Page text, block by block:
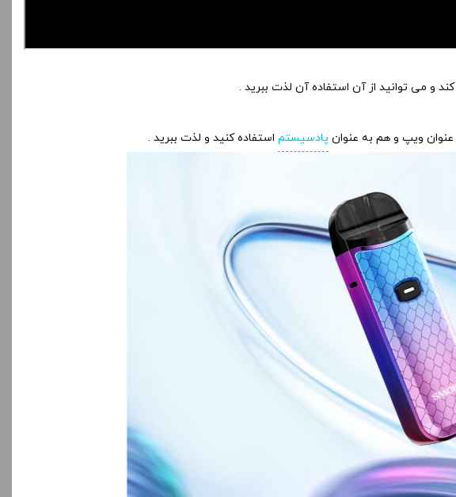
و می توانید از آن استفاده آن لذت ببرید .
ویپ و هم به عنوان پادسیستم استفاده کنید و لذت ببرید .